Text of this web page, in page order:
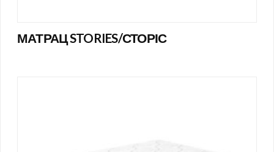
МАТРАЦ STORIES/СТОРІС